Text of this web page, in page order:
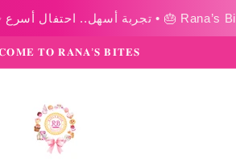
𝐓𝐎 𝐑𝐀𝐍𝐀’𝐒 𝐁𝐈𝐓𝐄𝐒